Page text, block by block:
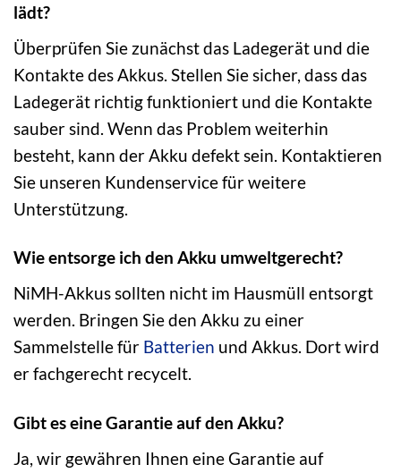
lädt?
Überprüfen Sie zunächst das Ladegerät und die
Kontakte des Akkus. Stellen Sie sicher, dass das
Ladegerät richtig funktioniert und die Kontakte
sauber sind. Wenn das Problem weiterhin
besteht, kann der Akku defekt sein. Kontaktieren
Sie unseren Kundenservice für weitere
Unterstützung.
Wie entsorge ich den Akku umweltgerecht?
NiMH-Akkus sollten nicht im Hausmüll entsorgt
werden. Bringen Sie den Akku zu einer
Sammelstelle für Batterien und Akkus. Dort wird
er fachgerecht recycelt.
Gibt es eine Garantie auf den Akku?
Ja, wir gewähren Ihnen eine Garantie auf